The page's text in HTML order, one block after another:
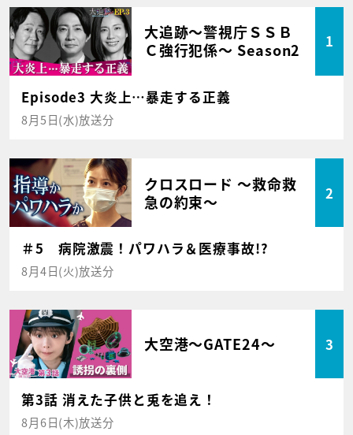
大追跡～警視庁ＳＳＢ
Ｃ強行犯係～ Season2
1
Episode3 大炎上…暴走する正義
8月5日(水)放送分
クロスロード ～救命救
急の約束～
2
＃5 病院激震！パワハラ＆医療事故!?
8月4日(火)放送分
大空港～GATE24～ 3
第3話 消えた子供と兎を追え！
8月6日(木)放送分